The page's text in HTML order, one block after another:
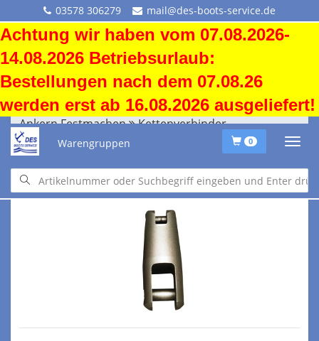
03578 306279 mail@des-boots-service.de
Achtung wir haben vom 07.08.2026-
14.08.2026 Betriebsurlaub:
Bestellungen nach dem 07.08.26
werden erst ab 16.08.2026 ausgeliefert!
Warengruppen 0
Ankern Festmachen Kettenverbinder
Ankern Festmachen Kettenverbinder